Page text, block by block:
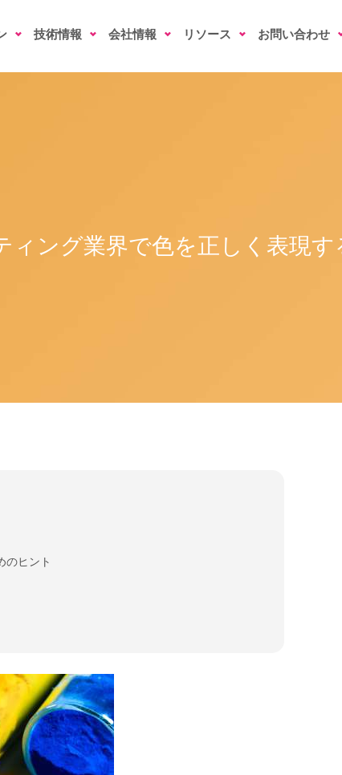
技術情報 会社情報 リソース お問い合わせ
ィング業界で色を正しく表現す
のヒント